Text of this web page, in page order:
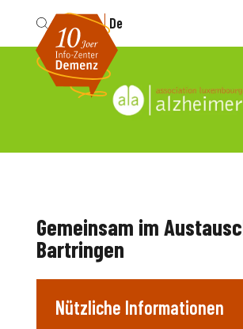
Fr De
Gemeinsam im
Bartringen
Nützliche Informationen